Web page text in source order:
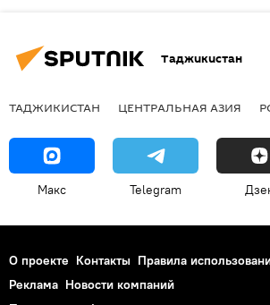
Таджикистан
ТАДЖИКИСТАН ЦЕНТРАЛЬНАЯ АЗИЯ
Макс Telegram
О проекте Контакты Правила
Реклама Новости компаний